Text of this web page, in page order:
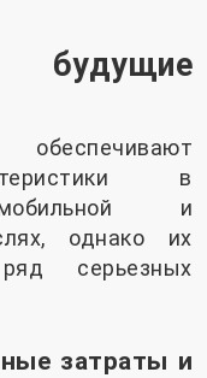
в
и
однако их
серьезных
затраты и